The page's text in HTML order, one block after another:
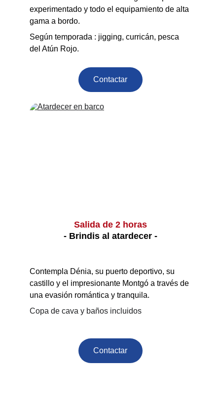
experimentado y todo el equipamiento de alta
gama a bordo.
Según temporada : jigging, curricán, pesca
del Atún Rojo.
Salida de 2 horas
- Brindis al atardecer -
Contempla Dénia, su puerto deportivo, su
castillo y el impresionante Montgó a través de
una evasión romántica y tranquila.
Copa de cava y baños incluidos
Contactar
Contactar